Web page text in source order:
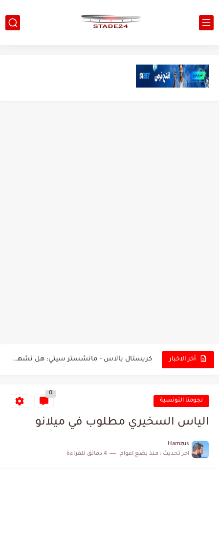
أخر الاخبار كريستال بالاس - مانشستر سيتي: هل نشهد المفاجأة في كأس...
عرض قطري يُغري ادارة النادي الإفريقي للتخلي عن موهبتها نجومنا التونسية
0
الياس السخيري مطلوب في ميلانو
Hamzus
اخر تحديث : منذ بضع اعوام 4 دقائق للقراءة